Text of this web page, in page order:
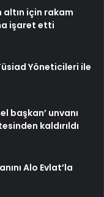
altın için rakam
işaret etti
Yöneticileri ile
başkan’ unvanı
kaldırıldı
Alo Evlat’la